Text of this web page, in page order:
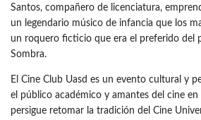
Santos, compañero de licenciatura,
un legendario músico de infancia que los
un roquero ficticio que era el preferido del
Sombra.
El Cine Club Uasd es un evento cultural y
el público académico y amantes del cine en
persigue retomar la tradición del Cine